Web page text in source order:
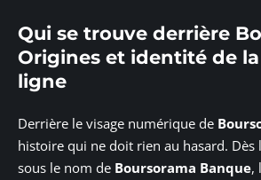
Qui se trouve derrière
Origines et identité de
ligne
Derrière le visage numérique de
histoire qui ne doit rien au hasard. Dès
sous le nom de Boursorama Banque,